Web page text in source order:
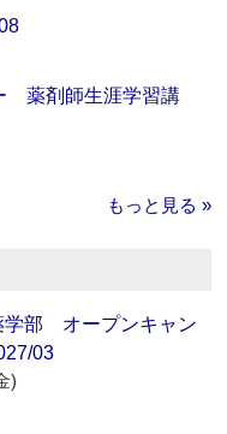
薬剤師生涯学習講
もっと見る »
学部 オープンキャン
03
)